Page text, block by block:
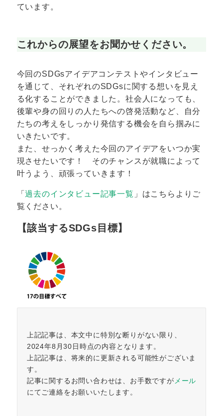
ています。
これからの展望をお聞かせください。
今回のSDGsアイデアコンテストやインタビュー
を通じて、それぞれのSDGsに関する想いを見え
る化することができました。社会人になっても、
後輩や身の回りの人たちへの啓発活動など、自分
たちの考えをしっかり発信する機会を自ら掴みに
いきたいです。
また、せっかく考えた今回のアイデアをいつか実
現させたいです！ そのチャンスが就職によって
叶うよう、頑張っていきます！
「過去のインタビュー記事一覧 」はこちらよりご
覧ください。
【該当するSDGs目標】
上記記事は、本文中に特別な断りがない限り、
2024年8月30日時点の内容となります。
上記記事は、将来的に更新される可能性がございま
す。
記事に関するお問い合わせは、お手数ですがメール
にてご連絡をお願いいたします。